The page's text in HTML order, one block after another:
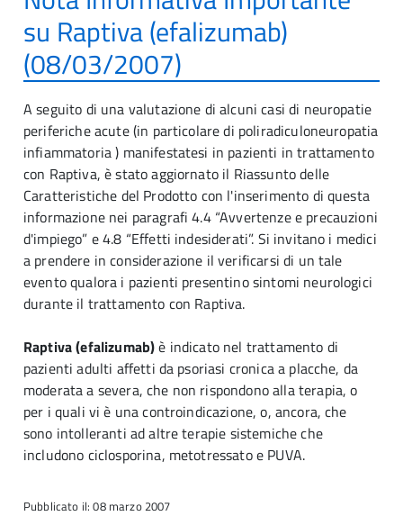
su Raptiva (efalizumab)
(08/03/2007)
A seguito di una valutazione di alcuni casi di neuropatie
periferiche acute (in particolare di poliradiculoneuropatia
infiammatoria ) manifestatesi in pazienti in trattamento
con Raptiva, è stato aggiornato il Riassunto delle
Caratteristiche del Prodotto con l'inserimento di questa
informazione nei paragrafi 4.4 “Avvertenze e precauzioni
d'impiego” e 4.8 “Effetti indesiderati”. Si invitano i medici
a prendere in considerazione il verificarsi di un tale
evento qualora i pazienti presentino sintomi neurologici
durante il trattamento con Raptiva.
Raptiva (efalizumab)è indicato nel trattamento di
pazienti adulti affetti da psoriasi cronica a placche, da
moderata a severa, che non rispondono alla terapia, o
per i quali vi è una controindicazione, o, ancora, che
sono intolleranti ad altre terapie sistemiche che
includono ciclosporina, metotressato e PUVA.
Pubblicato il: 08 marzo 2007